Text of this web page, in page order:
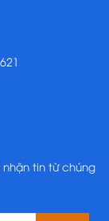
tin từ chúng